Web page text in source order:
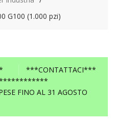
G100 (1.000 pzi)
***CONTATTACI***
FINO AL 31 AGOSTO